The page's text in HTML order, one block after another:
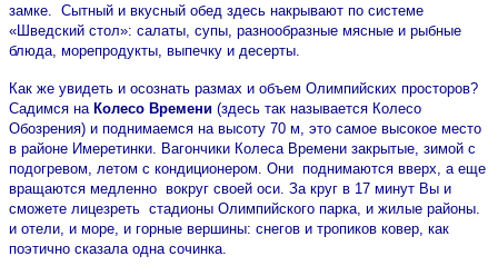
замке. Сытный и вкусный обед здесь накрывают по системе
«Шведский стол»: салаты, супы, разнообразные мясные и рыбные
блюда, морепродукты, выпечку и десерты.
Как же увидеть и осознать размах и объем Олимпийских просторов?
Садимся на Колесо Времени (здесь так называется Колесо
Обозрения) и поднимаемся на высоту 70 м, это самое высокое место
в районе Имеретинки. Вагончики Колеса Времени закрытые, зимой с
подогревом, летом с кондиционером. Они поднимаются вверх, а еще
вращаются медленно вокруг своей оси. За круг в 17 минут Вы и
сможете лицезреть стадионы Олимпийского парка, и жилые районы.
и отели, и море, и горные вершины: снегов и тропиков ковер, как
поэтично сказала одна сочинка.